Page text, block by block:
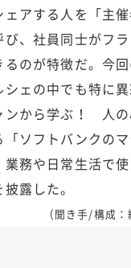
アする人を「主
、社員同士がフ
のが特徴だ。今
ェの中でも特に
ンから学ぶ！ 人の
ソフトバンクの
業務や日常生活で
露した。
（聞き手/構成